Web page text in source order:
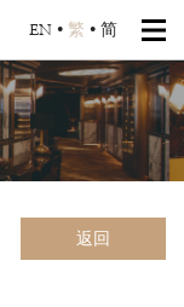
EN • 繁 • 简
返回